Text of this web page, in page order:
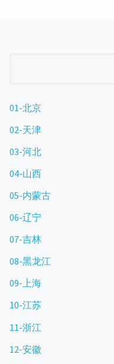
01-北京
02-天津
03-河北
04-山西
05-内蒙古
06-辽宁
07-吉林
08-黑龙江
09-上海
10-江苏
11-浙江
12-安徽